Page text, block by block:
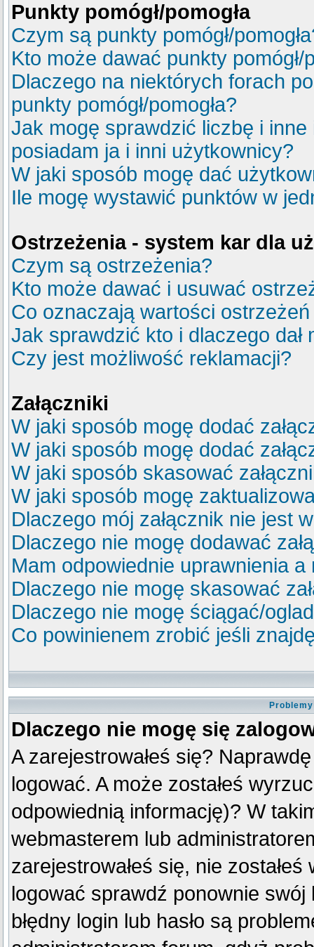
Punkty pomógł/pomogła
Czym są punkty pomógł/
Kto może dawać punkty pomógł/
Dlaczego na niektórych forach
punkty pomógł/pomogła?
Jak mogę sprawdzić liczbę i
posiadam ja i inni użytkownicy?
W jaki sposób mogę dać
Ile mogę wystawić punktów w
Ostrzeżenia - system kar dla
Czym są ostrzeżenia?
Kto może dawać i usuwać
Co oznaczają wartości
Jak sprawdzić kto i dlaczego dał
Czy jest możliwość reklamacji?
Załączniki
W jaki sposób mogę dodać
W jaki sposób mogę dodać
W jaki sposób skasować
W jaki sposób mogę
Dlaczego mój załącznik nie jest
Dlaczego nie mogę dodawać
Mam odpowiednie uprawnienia
Dlaczego nie mogę skasować
Dlaczego nie mogę ściągać/
Co powinienem zrobić jeśli
Dlaczego nie mogę się
A zarejestrowałeś się?
logować. A może zostałeś
odpowiednią informację)? W
webmasterem lub
zarejestrowałeś się, nie
logować sprawdź ponownie swój
błędny login lub hasło są